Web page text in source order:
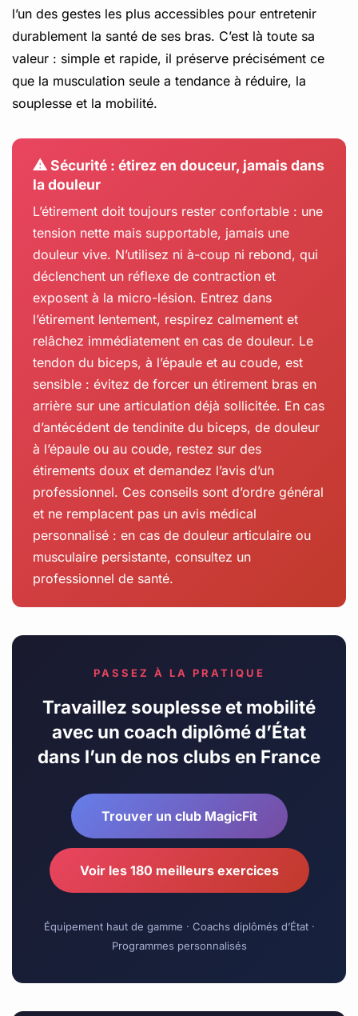
l’un des gestes les plus accessibles pour entretenir
durablement la santé de ses bras. C’est là toute sa
valeur : simple et rapide, il préserve précisément ce
que la musculation seule a tendance à réduire, la
souplesse et la mobilité.
⚠ Sécurité : étirez en douceur, jamais dans
la douleur
L’étirement doit toujours rester confortable : une
tension nette mais supportable, jamais une
douleur vive. N’utilisez ni à-coup ni rebond, qui
déclenchent un réflexe de contraction et
exposent à la micro-lésion. Entrez dans
l’étirement lentement, respirez calmement et
relâchez immédiatement en cas de douleur. Le
tendon du biceps, à l’épaule et au coude, est
sensible : évitez de forcer un étirement bras en
arrière sur une articulation déjà sollicitée. En cas
d’antécédent de tendinite du biceps, de douleur
à l’épaule ou au coude, restez sur des
étirements doux et demandez l’avis d’un
professionnel. Ces conseils sont d’ordre général
et ne remplacent pas un avis médical
personnalisé : en cas de douleur articulaire ou
musculaire persistante, consultez un
professionnel de santé.
PASSEZ À LA PRATIQUE
Travaillez souplesse et mobilité
avec un coach diplômé d’État
dans l’un de nos clubs en France
Trouver un club MagicFit
Voir les 180 meilleurs exercices
Équipement haut de gamme · Coachs diplômés d’État ·
Programmes personnalisés